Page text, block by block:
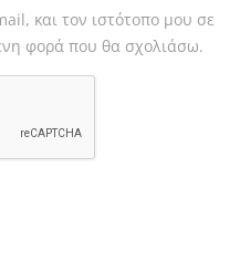
και τον ιστότοπο μου σε
φορά που θα σχολιάσω.